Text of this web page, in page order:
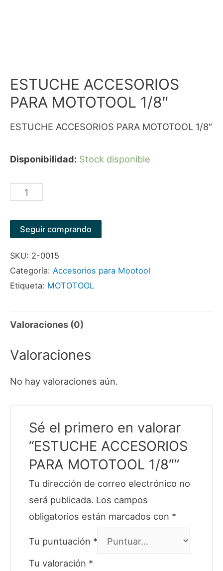
ESTUCHE ACCESORIOS
PARA MOTOTOOL 1/8″
ESTUCHE ACCESORIOS PARA MOTOTOOL 1/8″
Disponibilidad: Stock disponible
ESTUCHE
PARA
MOTOTOOL
1/8"
cantidad
Seguir comprando
SKU: 2-0015
Categoría: Accesorios para Mootool
Etiqueta: MOTOTOOL
Valoraciones (0)
Valoraciones
No hay valoraciones aún.
Sé el primero en valorar
“ESTUCHE ACCESORIOS
PARA MOTOTOOL 1/8″”
Tu dirección de correo electrónico no
será publicada. Los campos
obligatorios están marcados con *
Tu puntuación *
Tu valoración *